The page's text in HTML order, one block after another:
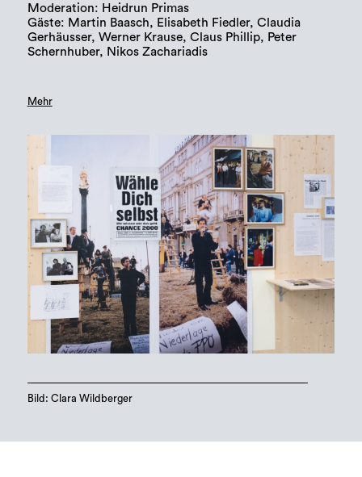
Moderation: Heidrun Primas
Gäste: Martin Baasch, Elisabeth Fiedler, Claudia
Gerhäusser, Werner Krause, Claus Phillip, Peter
Schernhuber, Nikos Zachariadis
Mehr
Bild: Clara Wildberger